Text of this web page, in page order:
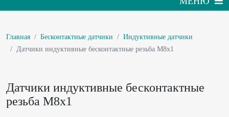
Главная Бесконтактные датчики
Индуктивные датчики
Датчики индуктивные бесконтактные резьба М8х1
Датчики индуктивные бесконтактные
резьба М8х1